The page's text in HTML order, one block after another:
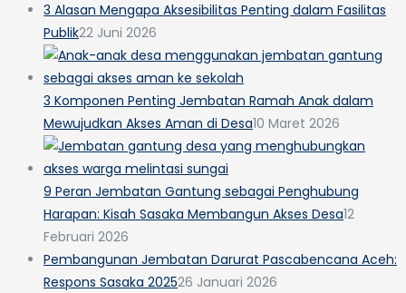
3 Alasan Mengapa Aksesibilitas Penting dalam Fasilitas
Publik22 Juni 2026
3 Komponen Penting Jembatan Ramah Anak dalam
Mewujudkan Akses Aman di Desa10 Maret 2026
9 Peran Jembatan Gantung sebagai Penghubung
Harapan: Kisah Sasaka Membangun Akses Desa12
Februari 2026
Pembangunan Jembatan Darurat Pascabencana Aceh:
Respons Sasaka 202526 Januari 2026